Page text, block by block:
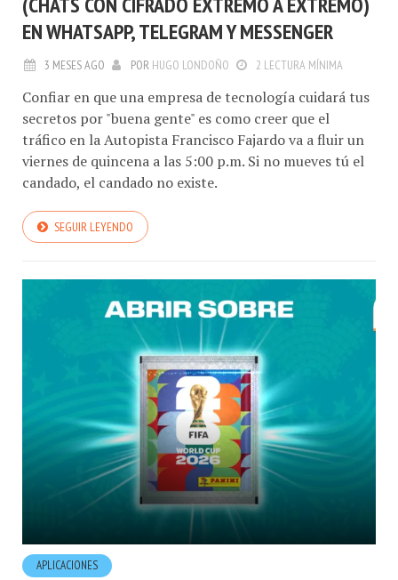
EN WHATSAPP, TELEGRAM Y MESSENGER
3 MESES AGO POR HUGO LONDOÑO 2 LECTURA MÍNIMA
Confiar en que una empresa de tecnología cuidará tus
secretos por "buena gente" es como creer que el
tráfico en la Autopista Francisco Fajardo va a fluir un
viernes de quincena a las 5:00 p.m. Si no mueves tú el
candado, el candado no existe.
SEGUIR LEYENDO
APLICACIONES